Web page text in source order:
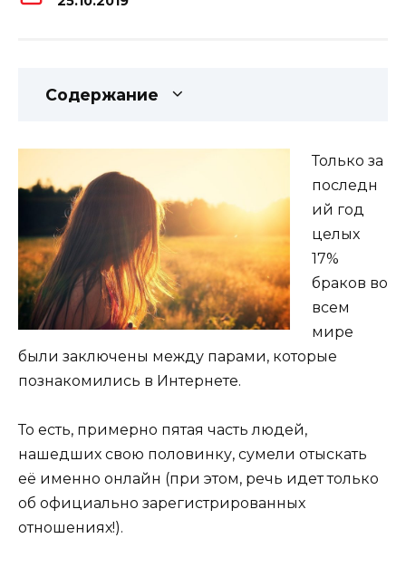
Содержание
Только за
последн
ий год
целых
17%
браков во
всем
мире
были заключены между парами, которые
познакомились в Интернете.
То есть, примерно пятая часть людей,
нашедших свою половинку, сумели отыскать
её именно онлайн (при этом, речь идет только
об официально зарегистрированных
отношениях!).